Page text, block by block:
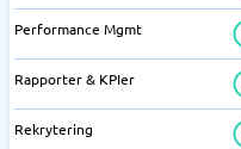
Performance Mgmt
Rapporter & KPIer
Rekrytering